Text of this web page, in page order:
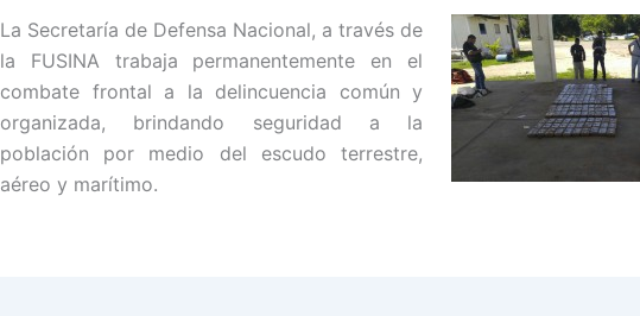
La Secretaría de Defensa Nacional, a través de
la FUSINA trabaja permanentemente en el
combate frontal a la delincuencia común y
organizada, brindando seguridad a la
población por medio del escudo terrestre,
aéreo y marítimo.